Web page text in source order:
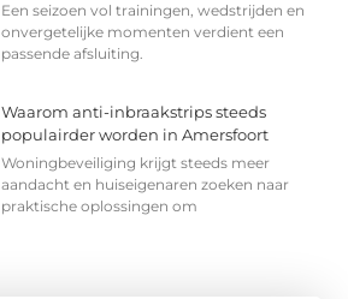
Een seizoen vol trainingen, wedstrijden en
onvergetelijke momenten verdient een
passende afsluiting.
Waarom anti-inbraakstrips steeds
populairder worden in Amersfoort
Woningbeveiliging krijgt steeds meer
aandacht en huiseigenaren zoeken naar
praktische oplossingen om